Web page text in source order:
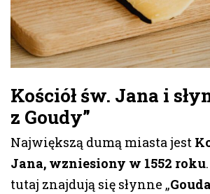
Kościół św. Jana i
z Goudy”
Największą dumą miasta jest
Jana, wzniesiony w 1552 roku
tutaj znajdują się słynne „